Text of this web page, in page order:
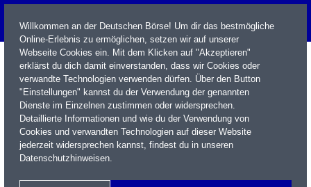
Name / WKN / ISIN / Kürzel
Willkommen an der Deutschen Börse! Um dir das bestmögliche
Online-Erlebnis zu ermöglichen, setzen wir auf unserer
Webseite Cookies ein. Mit dem Klicken auf "Akzeptieren"
erklärst du dich damit einverstanden, dass wir Cookies oder
verwandte Technologien verwenden dürfen. Über den Button
"Einstellungen" kannst du der Verwendung der genannten
Dienste im Einzelnen zustimmen oder widersprechen.
Detaillierte Informationen und wie du der Verwendung von
Cookies und verwandten Technologien auf dieser Website
jederzeit widersprechen kannst, findest du in unseren
Datenschutzhinweisen.